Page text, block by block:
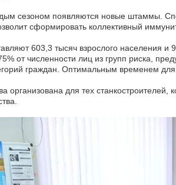
сезоном появляются новые штаммы.
сформировать коллективный
603,3 тысяч взрослого населения и
от численности лиц из групп риска,
граждан. Оптимальным временем
организована для тех